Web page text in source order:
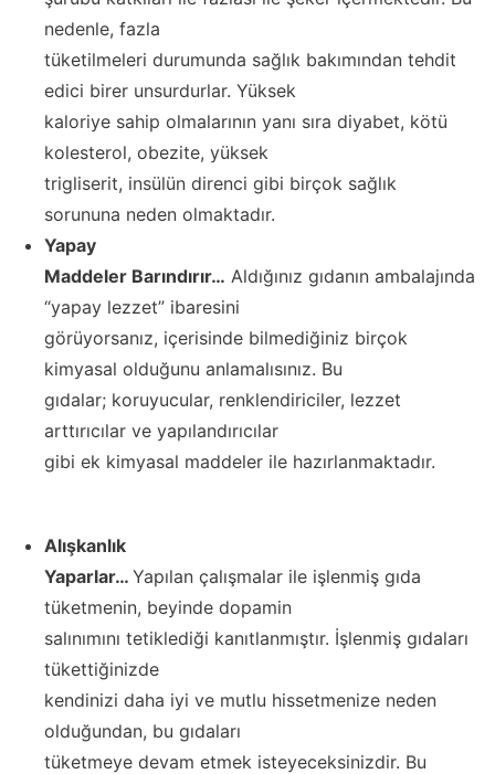
nedenle, fazla
tüketilmeleri durumunda sağlık bakımından tehdit
edici birer unsurdurlar. Yüksek
kaloriye sahip olmalarının yanı sıra diyabet, kötü
kolesterol, obezite, yüksek
trigliserit, insülün direnci gibi birçok sağlık
sorununa neden olmaktadır.
Yapay
Maddeler Barındırır… Aldığınız gıdanın ambalajında
“yapay lezzet” ibaresini
görüyorsanız, içerisinde bilmediğiniz birçok
kimyasal olduğunu anlamalısınız. Bu
gıdalar; koruyucular, renklendiriciler, lezzet
arttırıcılar ve yapılandırıcılar
gibi ek kimyasal maddeler ile hazırlanmaktadır.
Alışkanlık
Yaparlar… Yapılan çalışmalar ile işlenmiş gıda
tüketmenin, beyinde dopamin
salınımını tetiklediği kanıtlanmıştır. İşlenmiş gıdaları
tükettiğinizde
kendinizi daha iyi ve mutlu hissetmenize neden
olduğundan, bu gıdaları
tüketmeye devam etmek isteyeceksinizdir. Bu